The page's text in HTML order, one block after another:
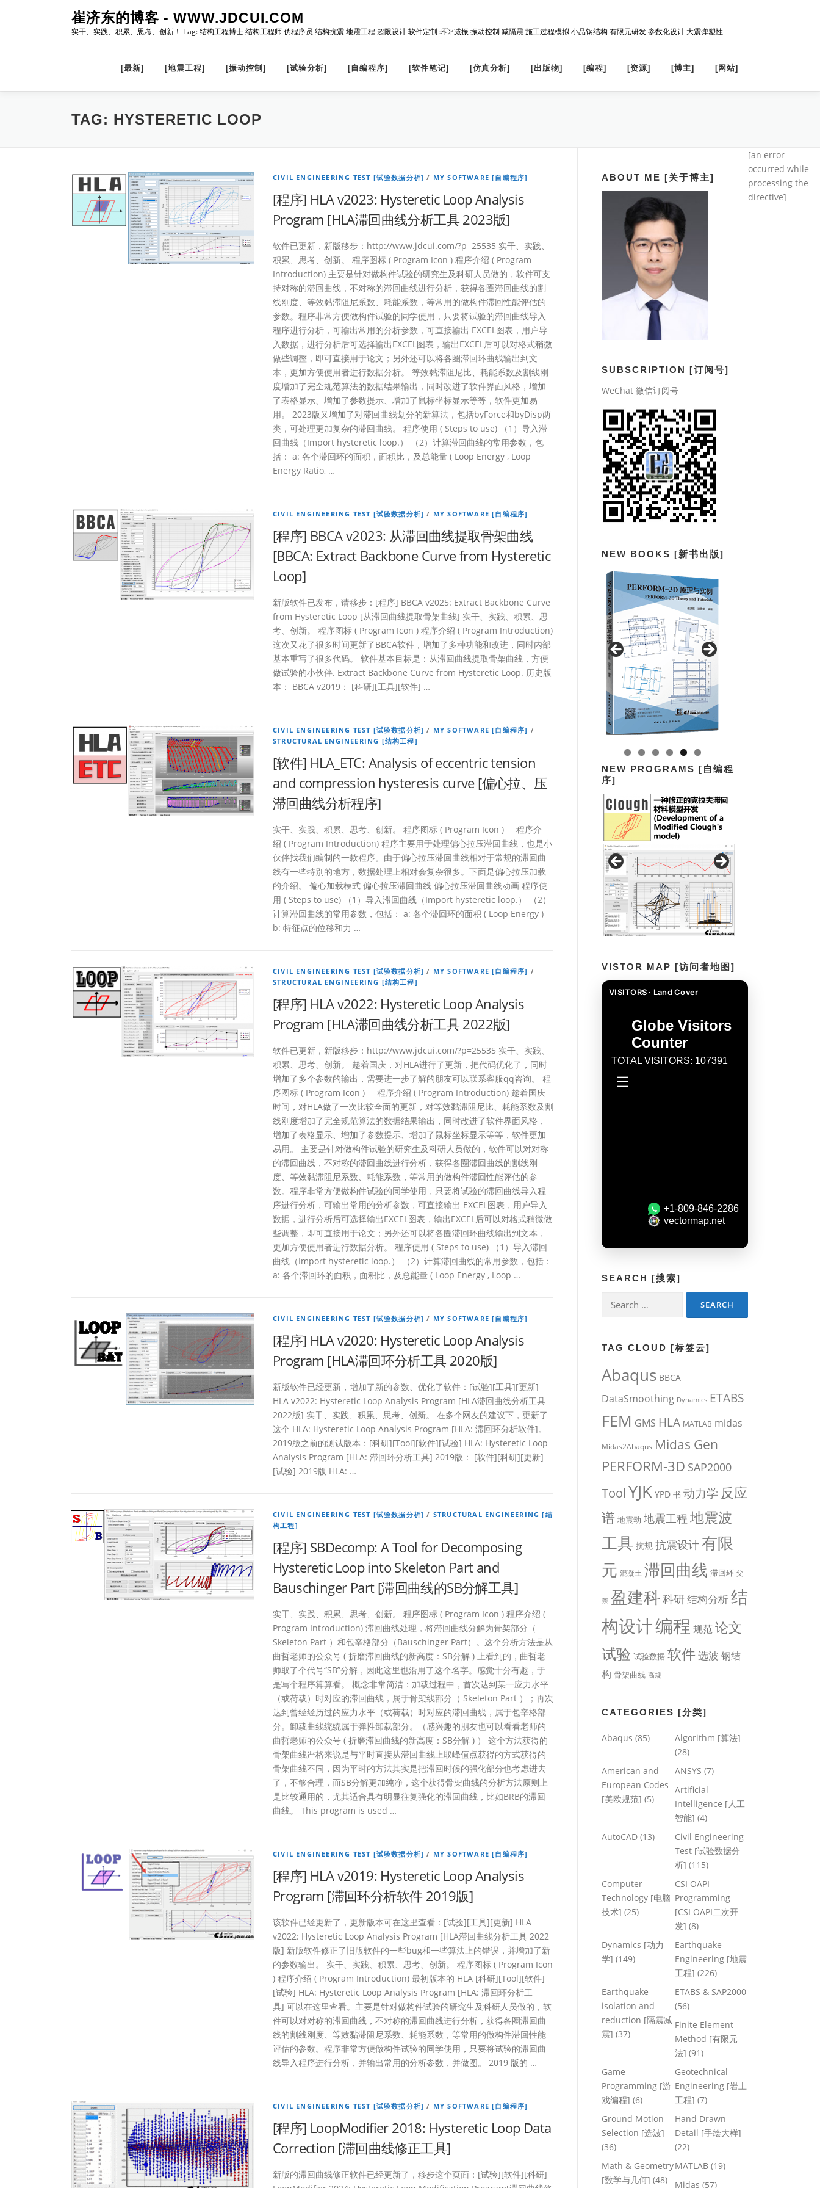
崔济东的博客 - WWW.JDCUI.COM
实干、实践、积累、思考、创新！ Tag: 结构工程博士 结构工程师 伪程序员 结构抗震 地震工程 超限设计 软件定制 环评减振 振动控制 减隔震 施工过程模拟 小品钢结构 有限元研发 参数化设计 大震弹塑性
[最新] [地震工程] [振动控制] [试验分析] [自编程序] [软件笔记] [仿真分析] [出版物] [编程] [资源] [博主] [网站]
TAG: HYSTERETIC LOOP
CIVIL ENGINEERING TEST [试验数据分析] / MY SOFTWARE [自编程序]
[程序] HLA v2023: Hysteretic Loop Analysis
Program [HLA滞回曲线分析工具 2023版]
软件已更新，新版移步：http://www.jdcui.com/?p=25535 实干、实践、
积累、思考、创新。 程序图标 ( Program Icon ) 程序介绍 ( Program
Introduction) 主要是针对做构件试验的研究生及科研人员做的，软件可支
持对称的滞回曲线，不对称的滞回曲线进行分析，获得各圈滞回曲线的割
线刚度、等效黏滞阻尼系数、耗能系数，等常用的做构件滞回性能评估的
参数。程序非常方便做构件试验的同学使用，只要将试验的滞回曲线导入
程序进行分析，可输出常用的分析参数，可直接输出 EXCEL图表，用户导
入数据，进行分析后可选择输出EXCEL图表，输出EXCEL后可以对格式稍微
做些调整，即可直接用于论文；另外还可以将各圈滞回环曲线输出到文
本，更加方便使用者进行数据分析。 等效黏滞阻尼比、耗能系数及割线刚
度增加了完全规范算法的数据结果输出，同时改进了软件界面风格，增加
了表格显示、增加了参数提示、增加了鼠标坐标显示等等，软件更加易
用。 2023版又增加了对滞回曲线划分的新算法，包括byForce和byDisp两
类，可处理更加复杂的滞回曲线。 程序使用 ( Steps to use) （1）导入滞
回曲线（Import hysteretic loop.） （2）计算滞回曲线的常用参数，包
括： a: 各个滞回环的面积，面积比，及总能量 ( Loop Energy , Loop
Energy Ratio, …
CIVIL ENGINEERING TEST [试验数据分析] / MY SOFTWARE [自编程序]
[程序] BBCA v2023: 从滞回曲线提取骨架曲线
[BBCA: Extract Backbone Curve from Hysteretic
Loop]
新版软件已发布，请移步：[程序] BBCA v2025: Extract Backbone Curve
from Hysteretic Loop [从滞回曲线提取骨架曲线] 实干、实践、积累、思
考、创新。 程序图标 ( Program Icon ) 程序介绍 ( Program Introduction)
这次又花了很多时间更新了BBCA软件，增加了多种功能和改进，同时内部
基本重写了很多代码。 软件基本目标是：从滞回曲线提取骨架曲线，方便
做试验的小伙伴. Extract Backbone Curve from Hysteretic Loop. 历史版
本： BBCA v2019： [科研][工具][软件] …
CIVIL ENGINEERING TEST [试验数据分析] / MY SOFTWARE [自编程序] /
STRUCTURAL ENGINEERING [结构工程]
[软件] HLA_ETC: Analysis of eccentric tension
and compression hysteresis curve [偏心拉、压
滞回曲线分析程序]
实干、实践、积累、思考、创新。 程序图标 ( Program Icon ) 程序介
绍 ( Program Introduction) 程序主要用于处理偏心拉压滞回曲线，也是小
伙伴找我们编制的一款程序。由于偏心拉压滞回曲线相对于常规的滞回曲
线有一些特别的地方，数据处理上相对会复杂很多。下面是偏心拉压加载
的介绍。 偏心加载模式 偏心拉压滞回曲线 偏心拉压滞回曲线动画 程序使
用 ( Steps to use) （1）导入滞回曲线（Import hysteretic loop.） （2）
计算滞回曲线的常用参数，包括： a: 各个滞回环的面积 ( Loop Energy )
b: 特征点的位移和力 …
CIVIL ENGINEERING TEST [试验数据分析] / MY SOFTWARE [自编程序] /
STRUCTURAL ENGINEERING [结构工程]
[程序] HLA v2022: Hysteretic Loop Analysis
Program [HLA滞回曲线分析工具 2022版]
软件已更新，新版移步：http://www.jdcui.com/?p=25535 实干、实践、
积累、思考、创新。 趁着国庆，对HLA进行了更新，把代码优化了，同时
增加了多个参数的输出，需要进一步了解的朋友可以联系客服qq咨询。 程
序图标 ( Program Icon ) 程序介绍 ( Program Introduction) 趁着国庆
时间，对HLA做了一次比较全面的更新，对等效黏滞阻尼比、耗能系数及割
线刚度增加了完全规范算法的数据结果输出，同时改进了软件界面风格，
增加了表格显示、增加了参数提示、增加了鼠标坐标显示等等，软件更加
易用。 主要是针对做构件试验的研究生及科研人员做的，软件可以对对称
的滞回曲线，不对称的滞回曲线进行分析，获得各圈滞回曲线的割线刚
度、等效黏滞阻尼系数、耗能系数，等常用的做构件滞回性能评估的参
数。程序非常方便做构件试验的同学使用，只要将试验的滞回曲线导入程
序进行分析，可输出常用的分析参数，可直接输出 EXCEL图表，用户导入
数据，进行分析后可选择输出EXCEL图表，输出EXCEL后可以对格式稍微做
些调整，即可直接用于论文；另外还可以将各圈滞回环曲线输出到文本，
更加方便使用者进行数据分析。 程序使用 ( Steps to use) （1）导入滞回
曲线（Import hysteretic loop.） （2）计算滞回曲线的常用参数，包括：
a: 各个滞回环的面积，面积比，及总能量 ( Loop Energy , Loop …
CIVIL ENGINEERING TEST [试验数据分析] / MY SOFTWARE [自编程序]
[程序] HLA v2020: Hysteretic Loop Analysis
Program [HLA滞回环分析工具 2020版]
新版软件已经更新，增加了新的参数、优化了软件：[试验][工具][更新]
HLA v2022: Hysteretic Loop Analysis Program [HLA滞回曲线分析工具
2022版] 实干、实践、积累、思考、创新。 在多个网友的建议下，更新了
这个 HLA: Hysteretic Loop Analysis Program [HLA: 滞回环分析软件]。
2019版之前的测试版本：[科研][Tool][软件][试验] HLA: Hysteretic Loop
Analysis Program [HLA: 滞回环分析工具] 2019版： [软件][科研][更新]
[试验] 2019版 HLA: …
CIVIL ENGINEERING TEST [试验数据分析] / STRUCTURAL ENGINEERING [结
构工程]
[程序] SBDecomp: A Tool for Decomposing
Hysteretic Loop into Skeleton Part and
Bauschinger Part [滞回曲线的SB分解工具]
实干、实践、积累、思考、创新。 程序图标 ( Program Icon ) 程序介绍 (
Program Introduction) 滞回曲线处理，将滞回曲线分解为骨架部分（
Skeleton Part ）和包辛格部分（Bauschinger Part）。这个分析方法是从
曲哲老师的公众号 ( 折磨滞回曲线的新高度：SB分解 ) 上看到的，曲哲老
师取了个代号“SB”分解，因此这里也沿用了这个名字。感觉十分有趣，于
是写个程序算算看。 概念非常简洁：加载过程中，首次达到某一应力水平
（或荷载）时对应的滞回曲线，属于骨架线部分（ Skeleton Part ）；再次
达到曾经经历过的应力水平（或荷载）时对应的滞回曲线，属于包辛格部
分。卸载曲线统统属于弹性卸载部分。（感兴趣的朋友也可以看看老师的
曲哲老师的公众号 ( 折磨滞回曲线的新高度：SB分解 ) ） 这个方法获得的
骨架曲线严格来说是与平时直接从滞回曲线上取峰值点获得的方式获得的
骨架曲线不同，因为平时的方法其实是把滞回时候的强化部分也考虑进去
了，不够合理，而SB分解更加纯净，这个获得骨架曲线的分析方法原则上
是比较通用的，尤其适合具有明显往复强化的滞回曲线，比如BRB的滞回
曲线。 This program is used …
CIVIL ENGINEERING TEST [试验数据分析] / MY SOFTWARE [自编程序]
[程序] HLA v2019: Hysteretic Loop Analysis
Program [滞回环分析软件 2019版]
该软件已经更新了，更新版本可在这里查看：[试验][工具][更新] HLA
v2022: Hysteretic Loop Analysis Program [HLA滞回曲线分析工具 2022
版] 新版软件修正了旧版软件的一些bug和一些算法上的错误，并增加了新
的参数输出。 实干、实践、积累、思考、创新。 程序图标 ( Program Icon
) 程序介绍 ( Program Introduction) 最初版本的 HLA [科研][Tool][软件]
[试验] HLA: Hysteretic Loop Analysis Program [HLA: 滞回环分析工
具] 可以在这里查看。主要是针对做构件试验的研究生及科研人员做的，软
件可以对对称的滞回曲线，不对称的滞回曲线进行分析，获得各圈滞回曲
线的割线刚度、等效黏滞阻尼系数、耗能系数，等常用的做构件滞回性能
评估的参数。程序非常方便做构件试验的同学使用，只要将试验的滞回曲
线导入程序进行分析，并输出常用的分析参数，并做图。 2019 版的 …
CIVIL ENGINEERING TEST [试验数据分析] / MY SOFTWARE [自编程序]
[程序] LoopModifier 2018: Hysteretic Loop Data
Correction [滞回曲线修正工具]
新版的滞回曲线修正软件已经更新了，移步这个页面：[试验][软件][科研]
ABOUT ME [关于博主]
SUBSCRIPTION [订阅号]
WeChat 微信订阅号
NEW BOOKS [新书出版]
NEW PROGRAMS [自编程
序]
VISTOR MAP [访问者地图]
VISITORS · Land Cover
SEARCH [搜索]
for:
TAG CLOUD [标签云]
Abaqus BBCA
DataSmoothing Dynamics ETABS
FEM GMS HLA MATLAB midas
Midas2Abaqus Midas Gen
PERFORM-3D SAP2000
ToolYJK YPD 书 动力学 反应
谱 地震动 地震工程 地震波
工具 抗规 抗震设计有限
元 混凝土 滞回曲线 滞回环 父
亲 盈建科 科研 结构分析结
构设计编程 规范论文
试验 试验数据 软件选波 钢结
构 骨架曲线 高规
CATEGORIES [分类]
Abaqus (85)
Algorithm [算法]
(28)
American and
European Codes
[美欧规范] (5)
ANSYS (7)
Artificial
Intelligence [人工
智能] (4)
AutoCAD (13)
Civil Engineering
Test [试验数据分
析] (115)
Computer
Technology [电脑
技术] (25)
CSI OAPI
Programming
[CSI OAPI二次开
发] (8)
Dynamics [动力
学] (149)
Earthquake
Engineering [地震
工程] (226)
Earthquake
isolation and
reduction [隔震减
震] (37)
ETABS & SAP2000
(56)
Finite Element
Method [有限元
法] (91)
Game
Programming [游
戏编程] (6)
Geotechnical
Engineering [岩土
工程] (7)
Ground Motion
Selection [选波]
(36)
Hand Drawn
Detail [手绘大样]
(22)
Math & Geometry
[数学与几何] (48)
MATLAB (19)
Midas (57)
[an error
occurred while
processing the
directive]